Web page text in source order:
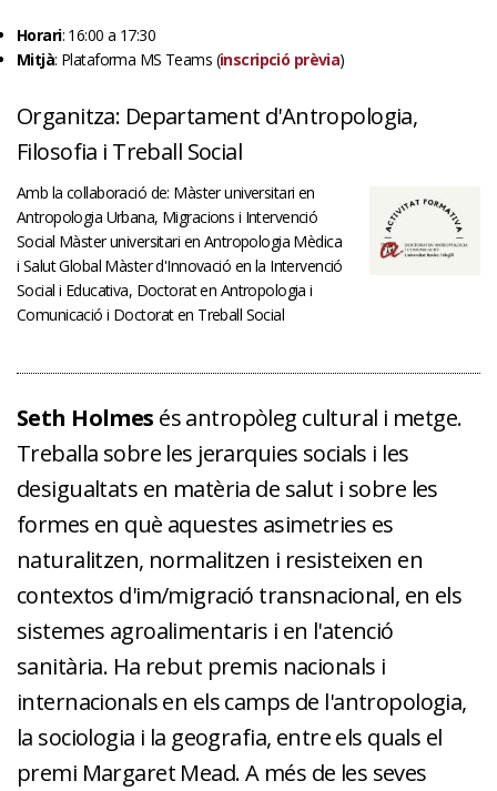
Horari: 16:00 a 17:30
Mitjà: Plataforma MS Teams (inscripció prèvia)
Organitza: Departament d'Antropologia,
Filosofia i Treball Social
Amb la col·laboració de: Màster universitari en
Antropologia Urbana, Migracions i Intervenció
Social Màster universitari en Antropologia Mèdica
i Salut Global Màster d'Innovació en la Intervenció
Social i Educativa, Doctorat en Antropologia i
Comunicació i Doctorat en Treball Social
Seth Holmes és antropòleg cultural i metge.
Treballa sobre les jerarquies socials i les
desigualtats en matèria de salut i sobre les
formes en què aquestes asimetries es
naturalitzen, normalitzen i resisteixen en
contextos d'im/migració transnacional, en els
sistemes agroalimentaris i en l'atenció
sanitària. Ha rebut premis nacionals i
internacionals en els camps de l'antropologia,
la sociologia i la geografia, entre els quals el
premi Margaret Mead. A més de les seves